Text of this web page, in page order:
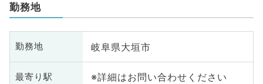
勤務地
勤務地 岐阜県大垣市
最寄り駅 ※詳細はお問い合わせください